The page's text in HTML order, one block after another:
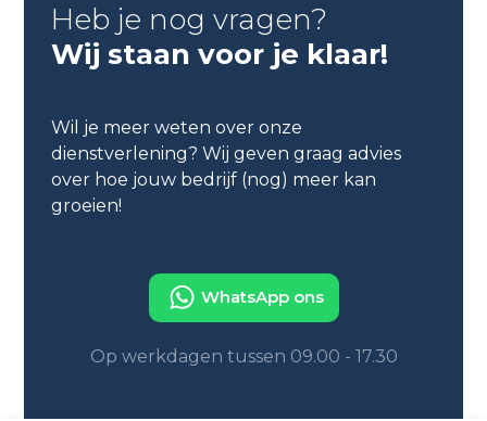
Heb je nog vragen?
Wij staan voor je klaar!
Wil je meer weten over onze
dienstverlening? Wij geven graag advies
over hoe jouw bedrijf (nog) meer kan
groeien!
WhatsApp ons
Op werkdagen tussen 09.00 - 17.30